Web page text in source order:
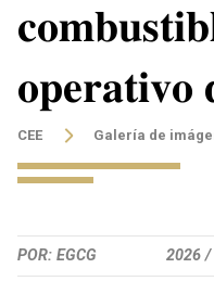
𝐨𝐩𝐞𝐫𝐚𝐭𝐢𝐯𝐨
CEE Galería de
POR: EGCG 2026 /